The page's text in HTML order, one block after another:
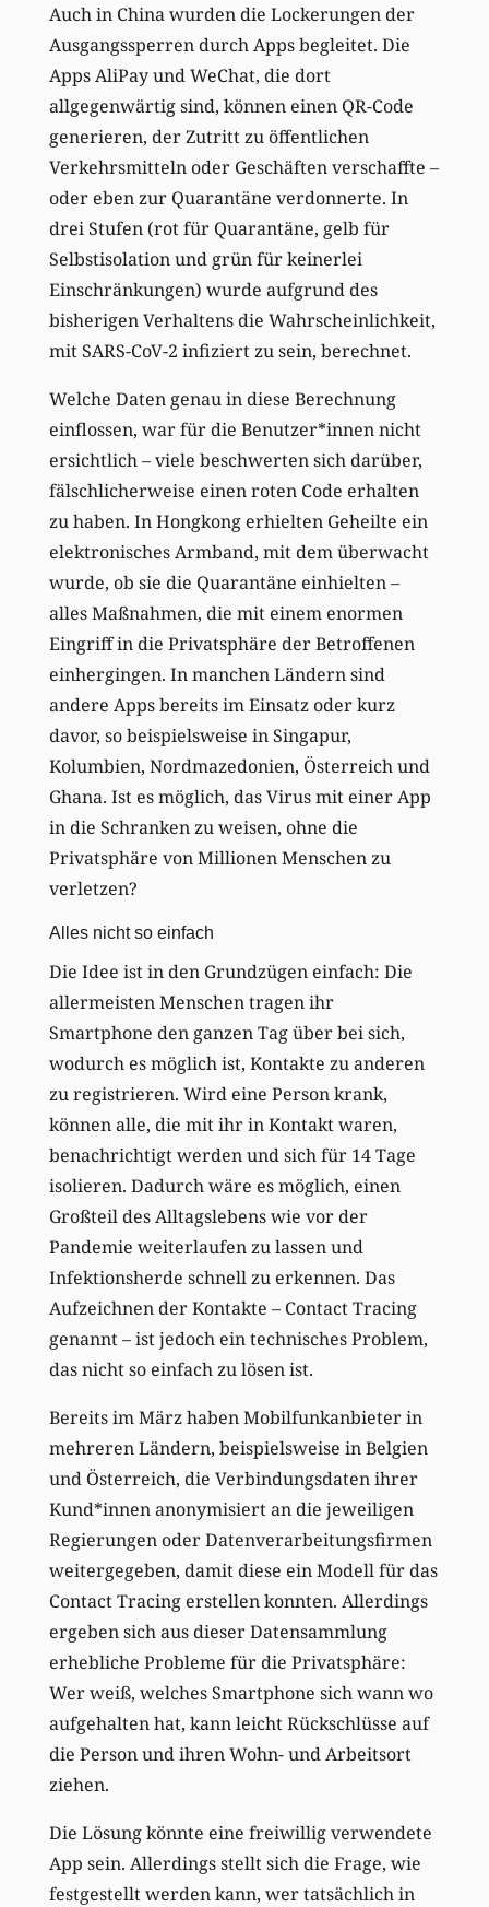
Auch in China wurden die Lockerungen der
Ausgangssperren durch Apps begleitet. Die
Apps AliPay und WeChat, die dort
allgegenwärtig sind, können einen QR-Code
generieren, der Zutritt zu öffentlichen
Verkehrsmitteln oder Geschäften verschaffte –
oder eben zur Quarantäne verdonnerte. In
drei Stufen (rot für Quarantäne, gelb für
Selbstisolation und grün für keinerlei
Einschränkungen) wurde aufgrund des
bisherigen Verhaltens die Wahrscheinlichkeit,
mit SARS-CoV-2 infiziert zu sein, berechnet.
Welche Daten genau in diese Berechnung
einflossen, war für die Benutzer*innen nicht
ersichtlich – viele beschwerten sich darüber,
fälschlicherweise einen roten Code erhalten
zu haben. In Hongkong erhielten Geheilte ein
elektronisches Armband, mit dem überwacht
wurde, ob sie die Quarantäne einhielten –
alles Maßnahmen, die mit einem enormen
Eingriff in die Privatsphäre der Betroffenen
einhergingen. In manchen Ländern sind
andere Apps bereits im Einsatz oder kurz
davor, so beispielsweise in Singapur,
Kolumbien, Nordmazedonien, Österreich und
Ghana. Ist es möglich, das Virus mit einer App
in die Schranken zu weisen, ohne die
Privatsphäre von Millionen Menschen zu
verletzen?
Alles nicht so einfach
Die Idee ist in den Grundzügen einfach: Die
allermeisten Menschen tragen ihr
Smartphone den ganzen Tag über bei sich,
wodurch es möglich ist, Kontakte zu anderen
zu registrieren. Wird eine Person krank,
können alle, die mit ihr in Kontakt waren,
benachrichtigt werden und sich für 14 Tage
isolieren. Dadurch wäre es möglich, einen
Großteil des Alltagslebens wie vor der
Pandemie weiterlaufen zu lassen und
Infektionsherde schnell zu erkennen. Das
Aufzeichnen der Kontakte – Contact Tracing
genannt – ist jedoch ein technisches Problem,
das nicht so einfach zu lösen ist.
Bereits im März haben Mobilfunkanbieter in
mehreren Ländern, beispielsweise in Belgien
und Österreich, die Verbindungsdaten ihrer
Kund*innen anonymisiert an die jeweiligen
Regierungen oder Datenverarbeitungsfirmen
weitergegeben, damit diese ein Modell für das
Contact Tracing erstellen konnten. Allerdings
ergeben sich aus dieser Datensammlung
erhebliche Probleme für die Privatsphäre:
Wer weiß, welches Smartphone sich wann wo
aufgehalten hat, kann leicht Rückschlüsse auf
die Person und ihren Wohn- und Arbeitsort
ziehen.
Die Lösung könnte eine freiwillig verwendete
App sein. Allerdings stellt sich die Frage, wie
festgestellt werden kann, wer tatsächlich in